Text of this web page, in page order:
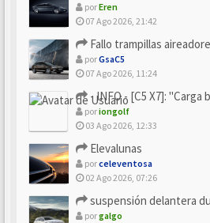
porEren
07 Ago 2026, 21:42
Fallo trampillas
porGsaC5
07 Ago 2026, 11:24
- INFO - [C5 X7]: "Carga
poriongolf
03 Ago 2026, 12:33
Elevalunas
porceleventosa
02 Ago 2026, 07:26
suspensión delantera
porgalgo